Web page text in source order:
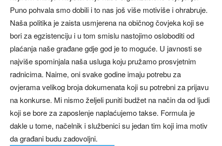
Puno pohvala smo dobili i to nas još više motiviše i ohrabruje.
Naša politika je zaista usmjerena na običnog čovjeka koji se
bori za egzistenciju i u tom smislu nastojimo osloboditi od
plaćanja naše građane gdje god je to moguće. U javnosti se
najviše spominjala naša usluga koju pružamo prosvjetnim
radnicima. Naime, oni svake godine imaju potrebu za
ovjerama velikog broja dokumenata koji su potrebni za prijavu
na konkurse. Mi nismo željeli puniti budžet na način da od ljudi
koji se bore za zaposlenje naplaćujemo takse. Formula je
dakle u tome, načelnik i službenici su jedan tim koji ima motiv
da građani budu zadovoljni.